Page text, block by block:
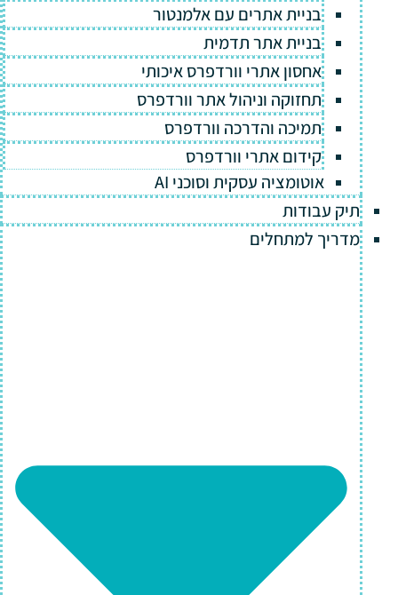
בניית אתרים עם אלמנטור
בניית אתר תדמית
אחסון אתרי וורדפרס איכותי
תחזוקה וניהול אתר וורדפרס
תמיכה והדרכה וורדפרס
קידום אתרי וורדפרס
אוטומציה עסקית וסוכני AI
תיק עבודות
מדריך למתחלים